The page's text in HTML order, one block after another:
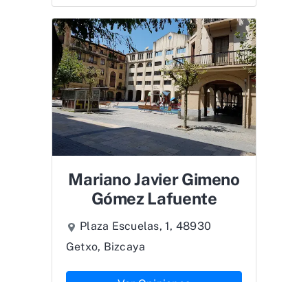
Mariano Javier Gimeno
Gómez Lafuente
Plaza Escuelas, 1, 48930
Getxo, Bizcaya